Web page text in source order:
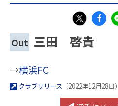
X
Out 三田 啓貴
→横浜FC
クラブリリース （2022年12月28日）